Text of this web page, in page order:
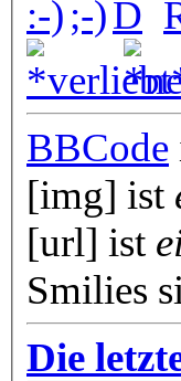
BBCode
[img] ist
[url] ist
Smilies
Die